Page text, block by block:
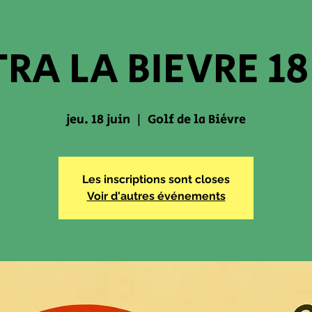
LA BIEVRE
jeu. 18 juin
  |
Golf de la Bièvre
Les inscriptions sont closes
Voir d'autres événements